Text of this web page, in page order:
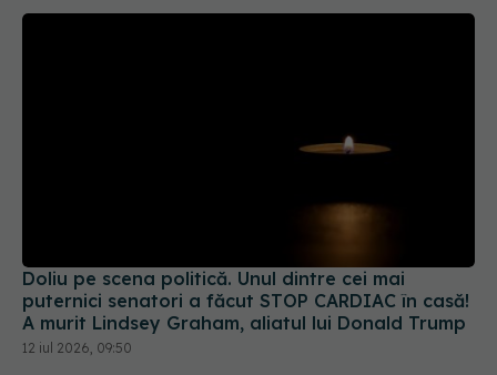
A murit Lindsey Graham, aliatul lui Donald Trump
12 iul 2026, 09:50